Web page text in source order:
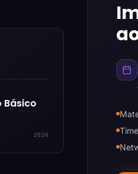
Básico
2026